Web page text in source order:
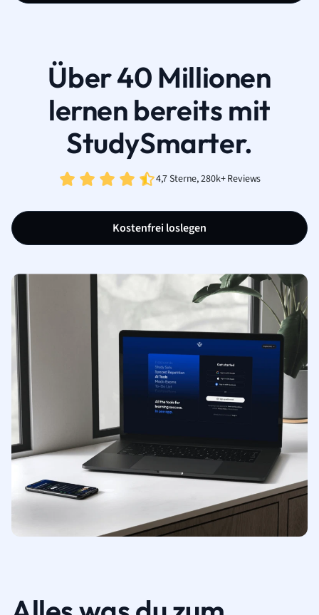
Über 40 Millionen
lernen bereits mit
StudySmarter.
4,7 Sterne, 280k+ Reviews
Kostenfrei loslegen